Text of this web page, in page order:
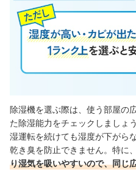
除湿機を選ぶ際は、使う部屋の
た除湿能力をチェックしましょ
湿運転を続けても湿度が下がら
乾き臭を防止できません。特に、
り湿気を吸いやすいので、同じ